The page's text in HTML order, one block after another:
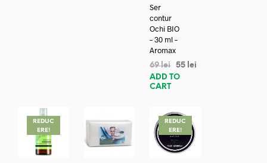
Ser
contur
Ochi BIO
– 30 ml –
Aromax
69lei 55 lei
ADD TO
CART
REDUC
ERE!
REDUC
ERE!